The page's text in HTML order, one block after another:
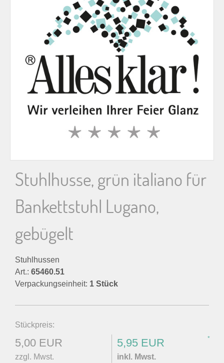
a
h
Stuhlhusse, grün italiano für
Bankettstuhl Lugano,
gebügelt
Stuhlhussen
Art.: 65460.51
Verpackungseinheit: 1 Stück
Stückpreis:
5,00 EUR
zzgl. Mwst.
5,95 EUR *
inkl. Mwst.